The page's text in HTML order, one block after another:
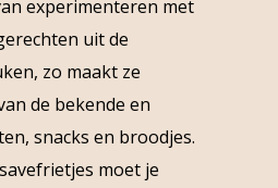
experimenteren met
uit de
zo maakt ze
de bekende en
snacks en broodjes.
moet je